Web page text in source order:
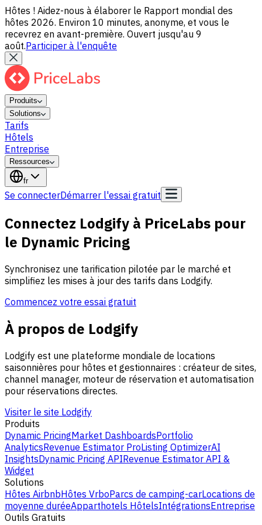
Hôtes ! Aidez-nous à élaborer le Rapport mondial des
hôtes 2026. Environ 10 minutes, anonyme, et vous le
recevrez en avant-première. Ouvert jusqu'au 9
août.Participer à l'enquête
Produits
Solutions
Tarifs
Hôtels
Entreprise
Ressources
fr
Se connecterDémarrer l'essai gratuit
Connectez Lodgify à PriceLabs pour
le Dynamic Pricing
Synchronisez une tarification pilotée par le marché et
simplifiez les mises à jour des tarifs dans Lodgify.
Commencez votre essai gratuit
À propos de Lodgify
Lodgify est une plateforme mondiale de locations
saisonnières pour hôtes et gestionnaires : créateur de sites,
channel manager, moteur de réservation et automatisation
pour réservations directes.
Visiter le site Lodgify
Produits
Dynamic PricingMarket DashboardsPortfolio
AnalyticsRevenue Estimator ProListing OptimizerAI
InsightsDynamic Pricing APIRevenue Estimator API &
Widget
Solutions
Hôtes AirbnbHôtes VrboParcs de camping-carLocations de
moyenne duréeApparthotels HôtelsIntégrationsEntreprise
Outils Gratuits